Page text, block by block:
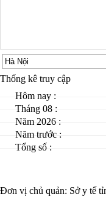
Thống kê truy cập
Hôm nay :
Tháng 08 :
Năm 2026 :
Năm trước :
Tổng số :
Đơn vị chủ quản: Sở y tế